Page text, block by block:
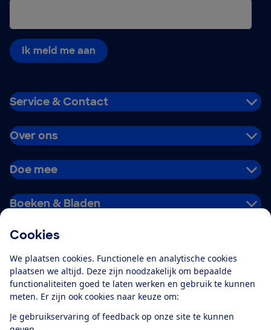
Cookies
We plaatsen cookies. Functionele en analytische cookies
plaatsen we altijd. Deze zijn noodzakelijk om bepaalde
functionaliteiten goed te laten werken en gebruik te kunnen
meten. Er zijn ook cookies naar keuze om:
Je gebruikservaring of feedback op onze site te kunnen
Ik meld me aan
Service & Contact
Over ons
Doe mee
Boeken & Bladen
Alles over de
app